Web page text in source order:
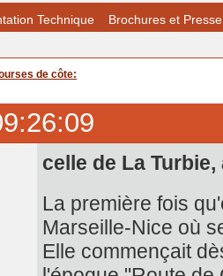
Technique Brochures et Presse
de côte:
celle de La
La première fois
Marseille-Nice où
Elle commençait